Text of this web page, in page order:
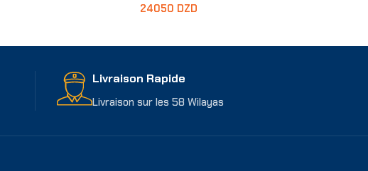
24050 DZD
Livraison Rapide
Livraison sur les 58 Wilayas